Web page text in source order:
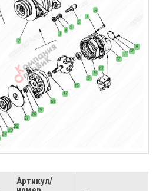
Артикул/